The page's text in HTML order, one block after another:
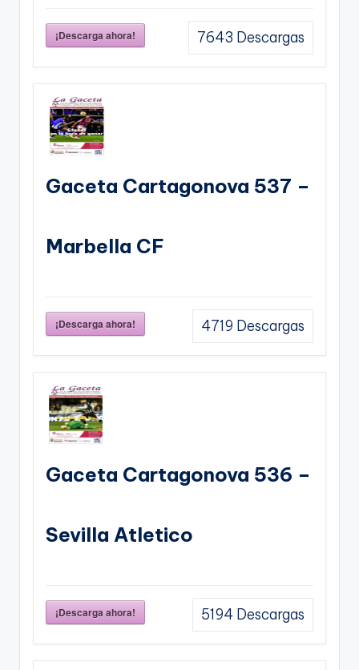
¡Descarga ahora! 7643 Descargas
Gaceta Cartagonova 537 –
Marbella CF
¡Descarga ahora! 4719 Descargas
Gaceta Cartagonova 536 –
Sevilla Atletico
¡Descarga ahora! 5194 Descargas